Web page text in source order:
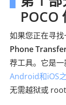
POCO
如果您正在寻找
Phone
荐工具。它是
Android和iOS
无需越狱或 root